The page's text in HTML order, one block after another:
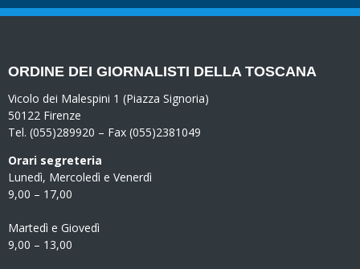
ORDINE DEI GIORNALISTI DELLA TOSCANA
Vicolo dei Malespini 1 (Piazza Signoria)
50122 Firenze
Tel. (055)289920 – Fax (055)2381049
Orari segreteria
Lunedì, Mercoledì e Venerdì
9,00 – 17,00
Martedì e Giovedì
9,00 – 13,00